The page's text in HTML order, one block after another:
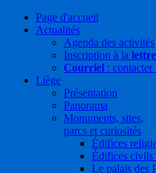
Page d'accueil
Actualités
Agenda des activités
Inscription à la
Courriel : contacter
Liège
Présentation
Panorama
Monuments, sites,
parcs et curiosités
Édifices
Édifices civils
Le palais des